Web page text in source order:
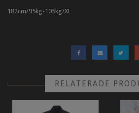
182cm/95kg-105kg/XL
RELATERADE